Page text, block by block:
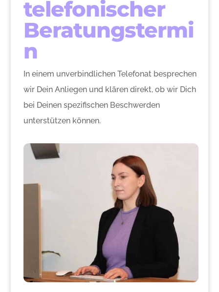
telefonischer
Beratungstermi
n
In einem unverbindlichen Telefonat besprechen
wir Dein Anliegen und klären direkt, ob wir Dich
bei Deinen spezifischen Beschwerden
unterstützen können.